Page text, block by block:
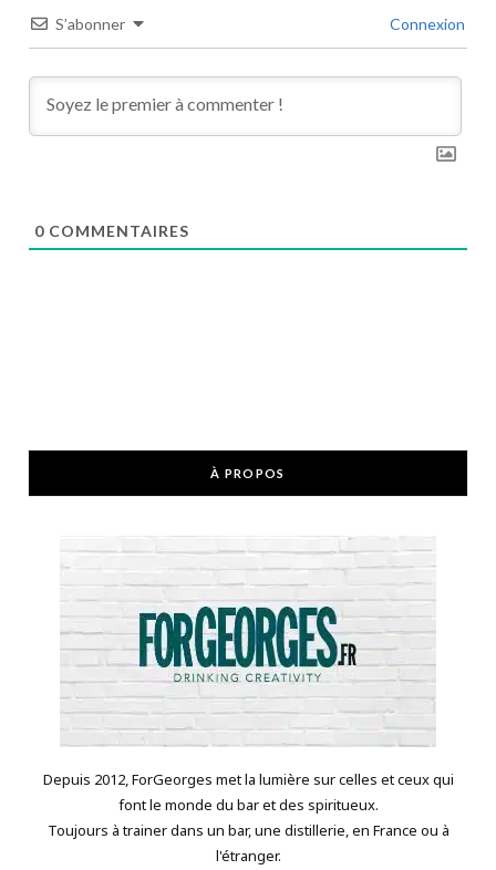
S’abonner Connexion
0 COMMENTAIRES
À PROPOS
Depuis 2012, ForGeorges met la lumière sur celles et ceux qui
font le monde du bar et des spiritueux.
Toujours à trainer dans un bar, une distillerie, en France ou à
l'étranger.